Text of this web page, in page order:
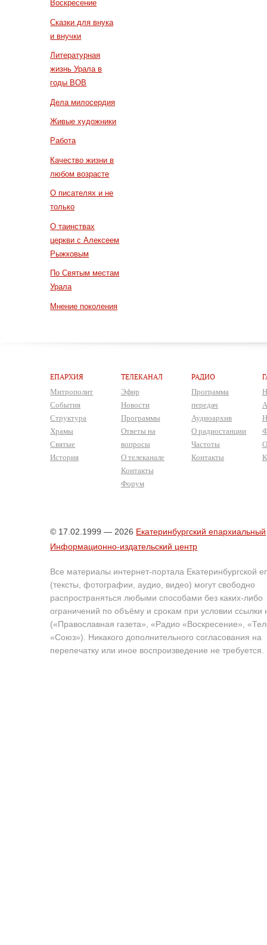
Воскресение
Сказки для внука
и внучки
Литературная
жизнь Урала в
годы ВОВ
Дела милосердия
Живые художники
Работа
Качество жизни в
любом возрасте
О писателях и не
только
О таинствах
церкви с Алексеем
Рыжковым
По Святым местам
Урала
Мнение поколения
ЕПАРХИЯ
Митрополит
События
Структура
Храмы
Святые
История
ТЕЛЕКАНАЛ
Эфир
Новости
Программы
Ответы на
вопросы
О телеканале
Контакты
Форум
РАДИО
Программа
передач
Аудиоархив
О радиостанции
Частоты
Контакты
© 17.02.1999 — 2026 Екатеринбургский епархиальный
Информационно-издательский центр
Все материалы интернет-портала Екатеринбургской
(тексты, фотографии, аудио, видео) могут свободно
распространяться любыми способами без каких-либо
ограничений по объёму и срокам при условии ссылки
(«Православная газета», «Радио «Воскресение»,
«Союз»). Никакого дополнительного согласования на
перепечатку или иное воспроизведение не требуется.